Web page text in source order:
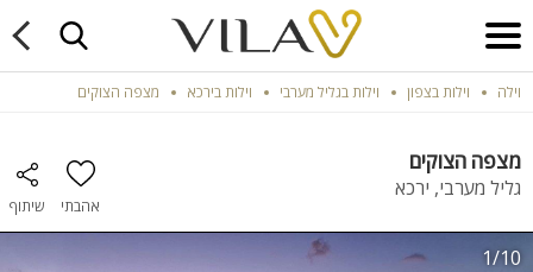
וילה וילות בצפון וילות בגליל מערבי וילות בירכא מצפה הצוקים
מצפה הצוקים
גליל מערבי, ירכא
אהבתי שיתוף
1/10